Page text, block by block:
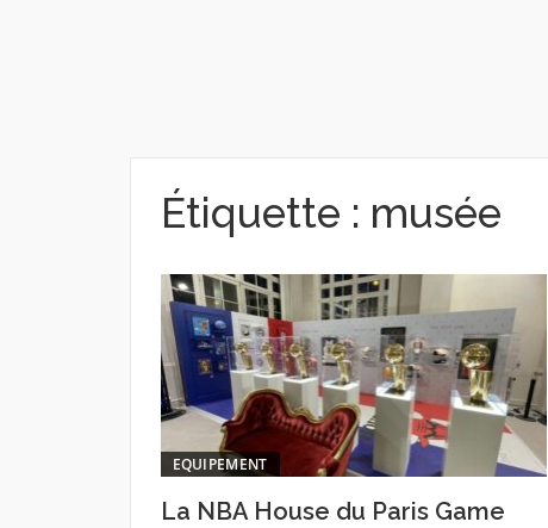
Étiquette : musée
EQUIPEMENT
La NBA House du Paris Game